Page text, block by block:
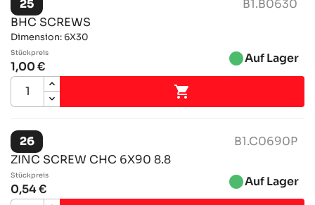
25
B1.B0630
BHC SCREWS
Dimension: 6X30
Stückpreis
1,00 € brightness_1Auf Lager

26
B1.C0690P
ZINC SCREW CHC 6X90 8.8
Stückpreis
0,54 € brightness_1Auf Lager